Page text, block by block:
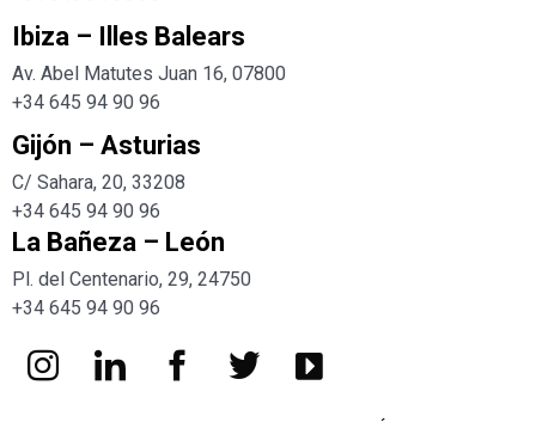
Ibiza – Illes Balears
Av. Abel Matutes Juan 16, 07800
+34 645 94 90 96
Gijón – Asturias
C/ Sahara, 20, 33208
+34 645 94 90 96
La Bañeza – León
Pl. del Centenario, 29, 24750
+34 645 94 90 96